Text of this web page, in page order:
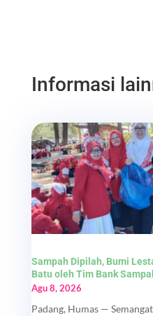
Informasi
Sampah Dipilah, Bumi
Batu oleh Tim Bank
Agu 8, 2026
Padang, Humas —